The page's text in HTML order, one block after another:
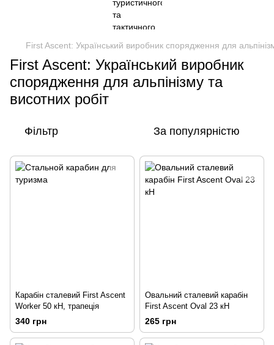
First Ascent: Український виробник спорядження для
First Ascent: Український виробник
спорядження для альпінізму та
висотних робіт
Фільтр За популярністю
Карабін сталевий First Ascent
Worker 50 кН, трапеція
340 грн
Овальний сталевий карабін
First Ascent Oval 23 кН
265 грн